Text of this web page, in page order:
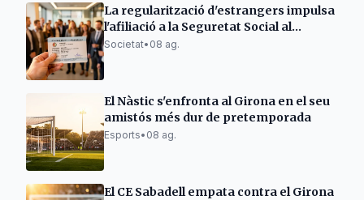
La regularització d'estrangers impulsa
l'afiliació a la Seguretat Social al
Berguedà
Societat• 08 ag.
El Nàstic s'enfronta al Girona en el seu
amistós més dur de pretemporada
Esports• 08 ag.
El CE Sabadell empata contra el Girona